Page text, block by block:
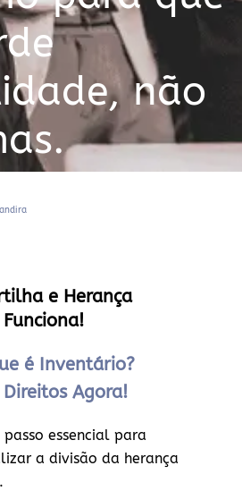
não
e Herança
é Inventário?
Direitos Agora!
essencial para
a divisão da herança